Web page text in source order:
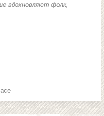
вдохновляют фолк,